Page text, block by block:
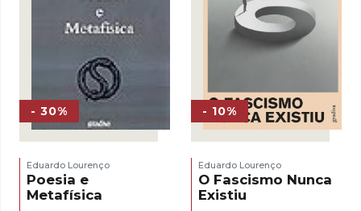
- 30%
Eduardo Lourenço
Poesia e
Metafísica
- 10%
Eduardo Lourenço
O Fascismo Nunca
Existiu